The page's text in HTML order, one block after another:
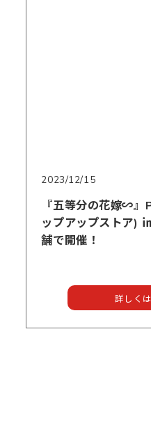
2023/12/15
『五等分の花嫁∽
ップアップストア)
舗で開催！
詳しく